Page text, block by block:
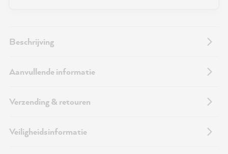
Beschrijving
Aanvullende informatie
Verzending & retouren
Veiligheidsinformatie